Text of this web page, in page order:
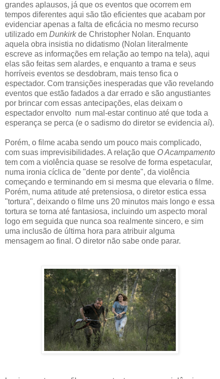
grandes aplausos, já que os eventos que ocorrem em
tempos diferentes aqui são tão eficientes que acabam por
evidenciar apenas a falta de eficácia no mesmo recurso
utilizado em Dunkirkde Christopher Nolan. Enquanto
aquela obra insistia no didatismo (Nolan literalmente
escreve as informações em relação ao tempo na tela), aqui
elas são feitas sem alardes, e enquanto a trama e seus
horríveis eventos se desdobram, mais tenso fica o
espectador. Com transições inesperadas que vão revelando
eventos que estão fadados a dar errado e são angustiantes
por brincar com essas antecipações, elas deixam o
espectador envolto num mal-estar continuo até que toda a
esperança se perca (e o sadismo do diretor se evidencia aí).
Porém, o filme acaba sendo um pouco mais complicado,
com suas imprevisibilidades. A relação que O Acampamento
tem com a violência quase se resolve de forma espetacular,
numa ironia cíclica de "dente por dente", da violência
começando e terminando em si mesma que elevaria o filme.
Porém, numa atitude até pretensiosa, o diretor estica essa
"tortura", deixando o filme uns 20 minutos mais longo e essa
tortura se torna até fantasiosa, incluindo um aspecto moral
logo em seguida que nunca soa realmente sincero, e sim
uma inclusão de última hora para atribuir alguma
mensagem ao final. O diretor não sabe onde parar.